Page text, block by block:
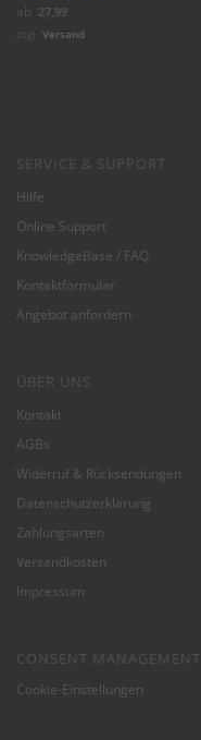
Bewertet mit
5.00 von 5
ab 27,99
zzgl. Versand
SERVICE & SUPPORT
Hilfe
Online Support
KnowledgeBase / FAQ
Kontaktformular
Angebot anfordern
ÜBER UNS
Kontakt
AGBs
Widerruf & Rücksendungen
Datenschutzerklärung
Zahlungsarten
Versandkosten
Impressum
CONSENT MANAGEMENT
Cookie-Einstellungen